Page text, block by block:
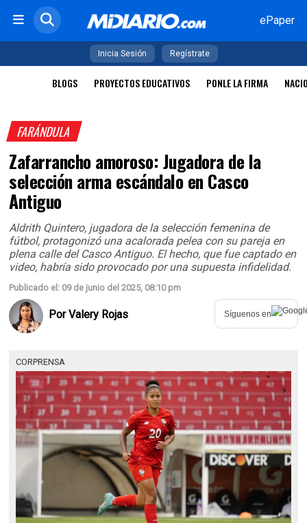
ePaper
Inicia Sesión Regístrate
BLOGS PROYECTOS EDUCATIVOS PONLE LA FIRMA
FARÁNDULA
Zafarrancho amoroso: Jugadora de la
selección arma escándalo en Casco
Antiguo
Aldrith Quintero, jugadora de la selección femenina de
fútbol, protagonizó una acalorada pelea con su pareja en
plena calle del Casco Antiguo. El hecho, que fue captado en
video, habría sido provocado por una supuesta infidelidad.
Publicado el: 09 de junio del 2025, 08:10 pm
PorValery Rojas Síguenos en
CORPRENSA